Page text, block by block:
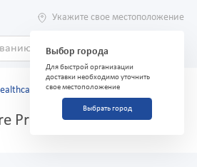
Укажите свое местоположение
Выбор города
Для быстрой организации
доставки необходимо уточнить
свое местоположение
Выбрать город
Private Lim
Private Lim